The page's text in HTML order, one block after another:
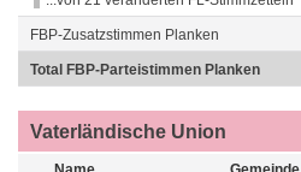
FBP-Zusatzstimmen Planken
Total FBP-Parteistimmen Planken
Vaterländische Union